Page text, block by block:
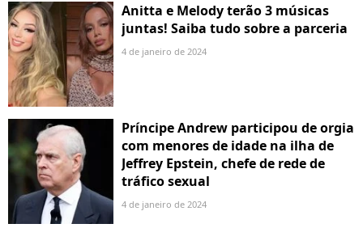
Anitta e Melody terão 3 músicas
juntas! Saiba tudo sobre a parceria
4 de janeiro de 2024
Príncipe Andrew participou de orgia
com menores de idade na ilha de
Jeffrey Epstein, chefe de rede de
tráfico sexual
4 de janeiro de 2024